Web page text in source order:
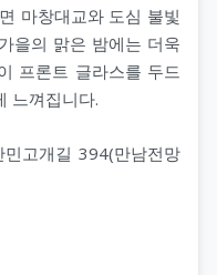
마창대교와 도심 불빛
을의 맑은 밤에는 더욱
프론트 글라스를 두드
느껴집니다.
고개길 394(만남전망